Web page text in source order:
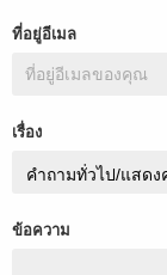
ที่อยู่อีเมล
เรื่อง
ข้อความ